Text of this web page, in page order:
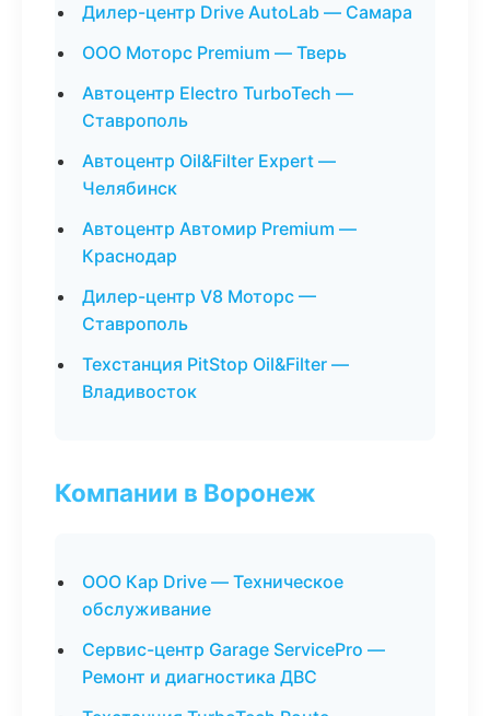
Дилер-центр Drive AutoLab — Самара
ООО Моторс Premium — Тверь
Автоцентр Electro TurboTech —
Ставрополь
Автоцентр Oil&Filter Expert —
Челябинск
Автоцентр Автомир Premium —
Краснодар
Дилер-центр V8 Моторс —
Ставрополь
Техстанция PitStop Oil&Filter —
Владивосток
Компании в Воронеж
ООО Кар Drive — Техническое
обслуживание
Сервис-центр Garage ServicePro —
Ремонт и диагностика ДВС